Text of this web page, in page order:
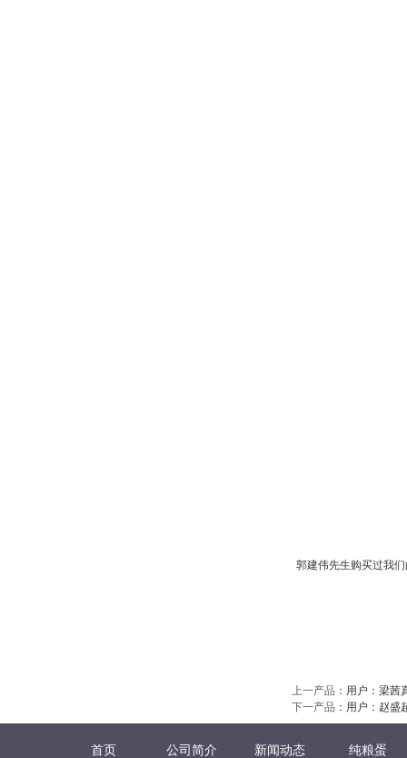
郭建伟先生购买过我
上一产品 ： 用户：梁茜
下一产品 ： 用户：赵盛
首页 公司简介 新闻动态 纯粮蛋